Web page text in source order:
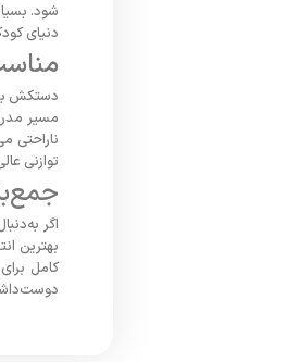
شود.
دنیای
دستکش
مسیر
ناراحتی
توازنی
اگر
بهترین
کامل